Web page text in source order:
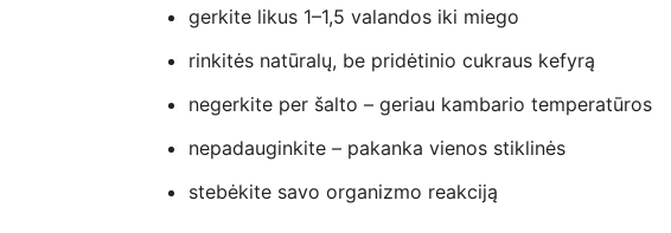
gerkite likus 1–1,5 valandos iki miego
rinkitės natūralų, be pridėtinio cukraus kefyrą
negerkite per šalto – geriau kambario temperatūros
nepadauginkite – pakanka vienos stiklinės
stebėkite savo organizmo reakciją